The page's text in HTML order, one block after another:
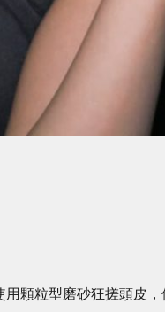
顆粒型磨砂狂搓頭皮